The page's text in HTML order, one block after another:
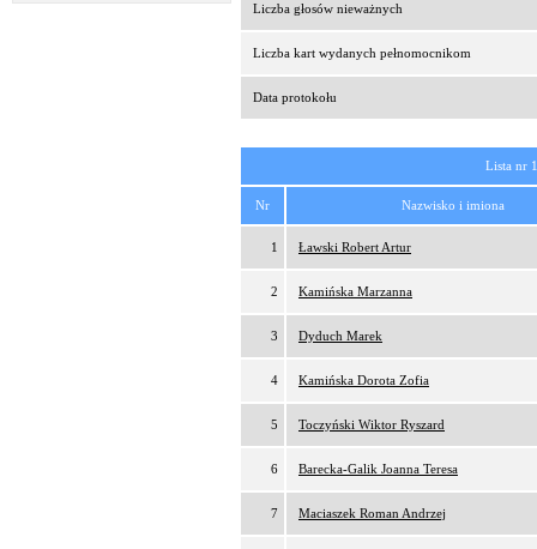
Liczba głosów nieważnych
Liczba kart wydanych pełnomocnikom
Data protokołu
Lista nr
Nr Nazwisko i imiona
1 Ławski Robert Artur
2 Kamińska Marzanna
3 Dyduch Marek
4 Kamińska Dorota Zofia
5 Toczyński Wiktor Ryszard
6 Barecka-Galik Joanna Teresa
7 Maciaszek Roman Andrzej